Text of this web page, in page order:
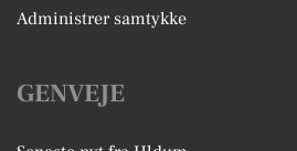
Administrer samtykke
GENVEJE